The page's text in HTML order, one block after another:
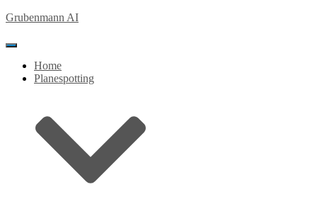
Grubenmann AI
Toggle Navigation
Home
Planespotting